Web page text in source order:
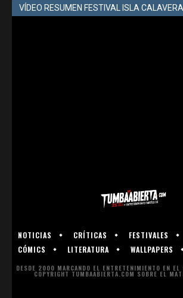
VÍDEO RESUMEN FESTIVAL ISLA
NOTICIAS CRÍTICAS FESTIVALES
CÓMICS
LITERATURA WALLPAPERS
DESDE 2000 MARCANDO EL ENTRETENIMIENTO EN EL
COPYRIGHT TUMBAABIERTA.COM SOBRE EL